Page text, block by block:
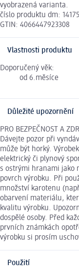
vyobrazená varianta.
číslo produktu dm:
GTIN: 4066447923308
Vlastnosti produktu
Doporučený věk:
od 6.měsíce
Důležité upozornění
PRO BEZPEČNOST A
Dávejte pozor při
může být horký.
elektrický či plynový
s ostrými hranami jako
povrch výrobku. Při
množství karotenu
obarvení materiálu,
kvalitu výrobku.
dospělé osoby. Před
prvních známkách
výrobku si prosím
Použití